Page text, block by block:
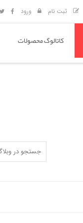
ثبت نام ورود
کاتالوگ محصولات